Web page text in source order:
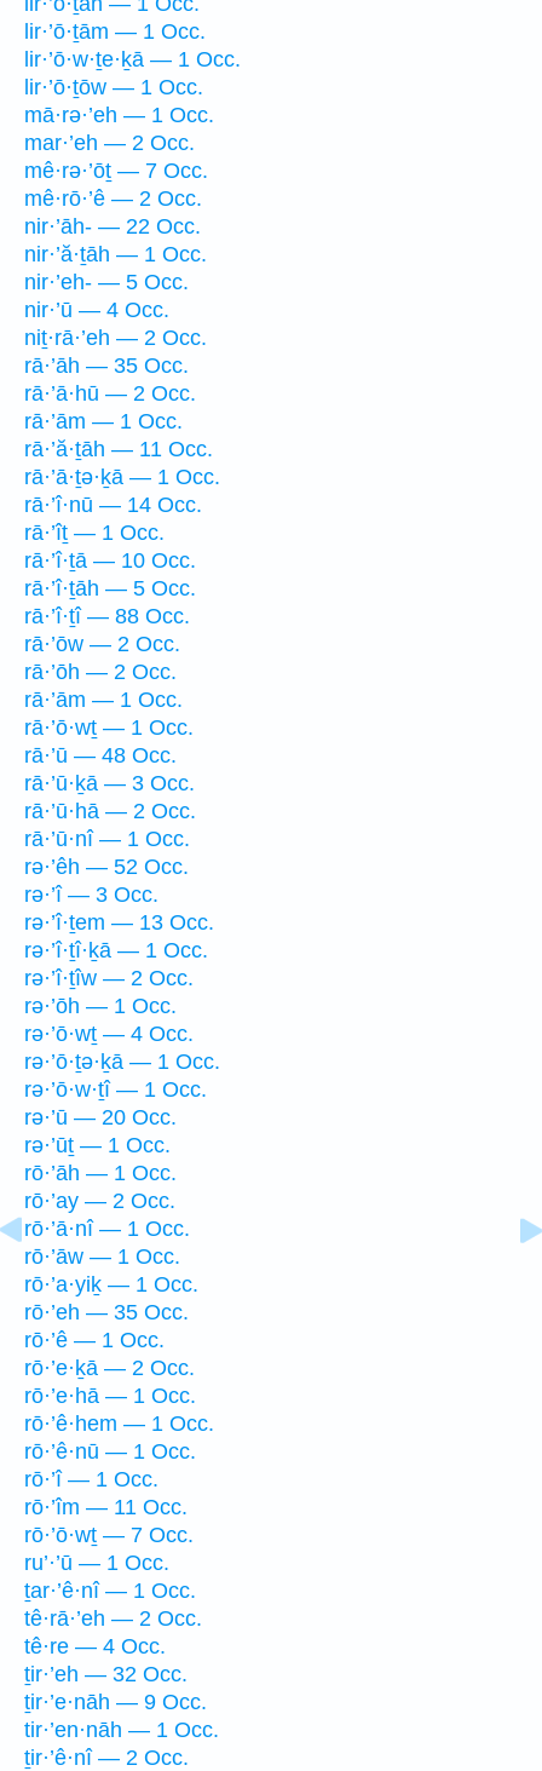
lir·’ō·ṯām — 1 Occ.
lir·’ō·w·ṯe·ḵā — 1 Occ.
lir·’ō·ṯōw — 1 Occ.
mā·rə·’eh — 1 Occ.
mar·’eh — 2 Occ.
mê·rə·’ōṯ — 7 Occ.
mê·rō·’ê — 2 Occ.
nir·’āh- — 22 Occ.
nir·’ă·ṯāh — 1 Occ.
nir·’eh- — 5 Occ.
nir·’ū — 4 Occ.
niṯ·rā·’eh — 2 Occ.
rā·’āh — 35 Occ.
rā·’ā·hū — 2 Occ.
rā·’ām — 1 Occ.
rā·’ă·ṯāh — 11 Occ.
rā·’ā·ṯə·ḵā — 1 Occ.
rā·’î·nū — 14 Occ.
rā·’îṯ — 1 Occ.
rā·’î·ṯā — 10 Occ.
rā·’î·ṯāh — 5 Occ.
rā·’î·ṯî — 88 Occ.
rā·’ōw — 2 Occ.
rā·’ōh — 2 Occ.
rā·’ām — 1 Occ.
rā·’ō·wṯ — 1 Occ.
rā·’ū — 48 Occ.
rā·’ū·ḵā — 3 Occ.
rā·’ū·hā — 2 Occ.
rā·’ū·nî — 1 Occ.
rə·’êh — 52 Occ.
rə·’î — 3 Occ.
rə·’î·ṯem — 13 Occ.
rə·’î·ṯî·ḵā — 1 Occ.
rə·’î·ṯîw — 2 Occ.
rə·’ōh — 1 Occ.
rə·’ō·wṯ — 4 Occ.
rə·’ō·ṯə·ḵā — 1 Occ.
rə·’ō·w·ṯî — 1 Occ.
rə·’ū — 20 Occ.
rə·’ūṯ — 1 Occ.
rō·’āh — 1 Occ.
rō·’ay — 2 Occ.
rō·’ā·nî — 1 Occ.
rō·’āw — 1 Occ.
rō·’a·yiḵ — 1 Occ.
rō·’eh — 35 Occ.
rō·’ê — 1 Occ.
rō·’e·ḵā — 2 Occ.
rō·’e·hā — 1 Occ.
rō·’ê·hem — 1 Occ.
rō·’ê·nū — 1 Occ.
rō·’î — 1 Occ.
rō·’îm — 11 Occ.
rō·’ō·wṯ — 7 Occ.
ru’·’ū — 1 Occ.
ṯar·’ê·nî — 1 Occ.
tê·rā·’eh — 2 Occ.
tê·re — 4 Occ.
ṯir·’eh — 32 Occ.
ṯir·’e·nāh — 9 Occ.
tir·’en·nāh — 1 Occ.
ṯir·’ê·nî — 2 Occ.